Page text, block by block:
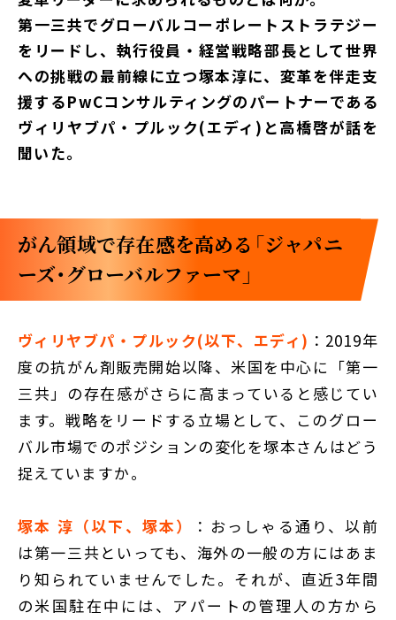
第一三共でグローバルコーポレートストラテジー
をリードし、執行役員・経営戦略部長として世界
への挑戦の最前線に立つ塚本淳に、変革を伴走支
援するPwCコンサルティングのパートナーである
ヴィリヤブパ・プルック(エディ)と高橋啓が話を
聞いた。
がん領域で存在感を高める「ジャパニ
ーズ・グローバルファーマ」
ヴィリヤブパ・プルック(以下、エディ) ：2019年
度の抗がん剤販売開始以降、米国を中心に「第一
三共」の存在感がさらに高まっていると感じてい
ます。戦略をリードする立場として、このグロー
バル市場でのポジションの変化を塚本さんはどう
捉えていますか。
塚本 淳（以下、塚本）
：おっしゃる通り、以前
は第一三共といっても、海外の一般の方にはあま
り知られていませんでした。それが、直近3年間
の米国駐在中には、アパートの管理人の方から